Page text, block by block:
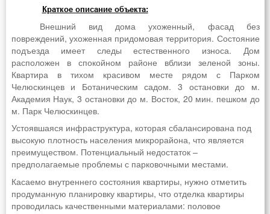
Краткое описание объекта:
Внешний вид дома ухоженный, фасад без
повреждений, ухоженная придомовая территория. Состояние
подъезда имеет следы естественного износа. Дом
расположен в спокойном районе вблизи зеленой зоны.
Квартира в тихом красивом месте рядом с Парком
Челюскинцев и Ботаническим садом. 3 остановки до м.
Академия Наук, 3 остановки до м. Восток, 20 мин. пешком до
м. Парк Челюскинцев.
Устоявшаяся инфраструктура, которая сбалансирована под
высокую плотность населения микрорайона, что является
преимуществом. Потенциальный недостаток –
предполагаемые проблемы с парковочными местами.
Касаемо внутреннего состояния квартиры, нужно отметить
продуманную планировку квартиры, что отделка квартиры
проводилась качественными материалами: половое